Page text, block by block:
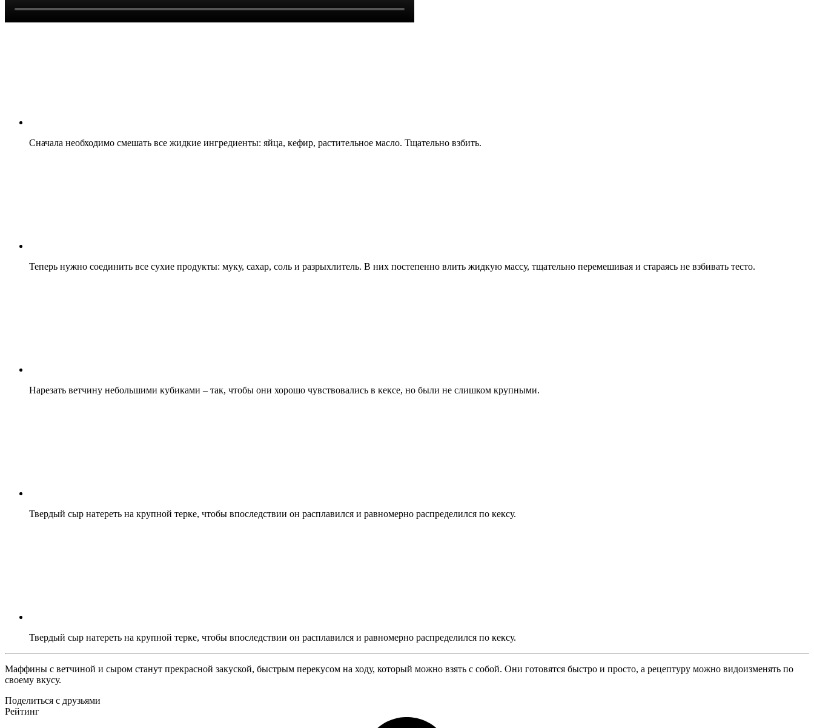
Сначала необходимо смешать все жидкие ингредиенты: яйца, кефир, растительное масло. Тщательно взбить.
Теперь нужно соединить все сухие продукты: муку, сахар, соль и разрыхлитель. В них постепенно влить жидкую массу, тщательно перемешивая и стараясь не взбивать тесто.
Нарезать ветчину небольшими кубиками – так, чтобы они хорошо чувствовались в кексе, но были не слишком крупными.
Твердый сыр натереть на крупной терке, чтобы впоследствии он расплавился и равномерно распределился по кексу.
Твердый сыр натереть на крупной терке, чтобы впоследствии он расплавился и равномерно распределился по кексу.
Маффины с ветчиной и сыром станут прекрасной закуской, быстрым перекусом на ходу, который можно взять с собой. Они готовятся быстро и просто, а рецептуру можно видоизменять по
своему вкусу.
Поделиться с друзьями
Рейтинг